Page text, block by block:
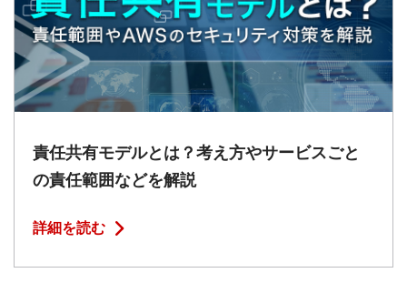
責任共有モデルとは？考え方やサービスごと
の責任範囲などを解説
詳細を読む